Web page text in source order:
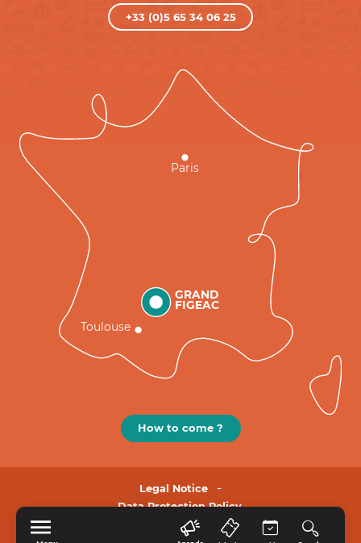
+33 (0)5 65 34 06 25
GRAND
FIGEAC
Toulouse
Paris
How to come ?
Legal Notice
Data Protection Policy.